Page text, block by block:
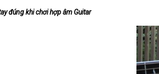
đúng khi chơi hợp âm Guitar